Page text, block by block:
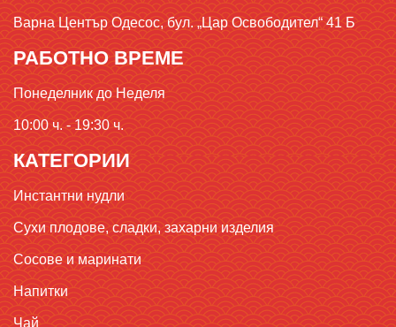
Варна Център Одесос, бул. „Цар Освободител“ 41 Б
РАБОТНО ВРЕМЕ
Понеделник до Неделя
10:00 ч. - 19:30 ч.
КАТЕГОРИИ
Инстантни нудли
Сухи плодове, сладки, захарни изделия
Сосове и маринати
Напитки
Чай